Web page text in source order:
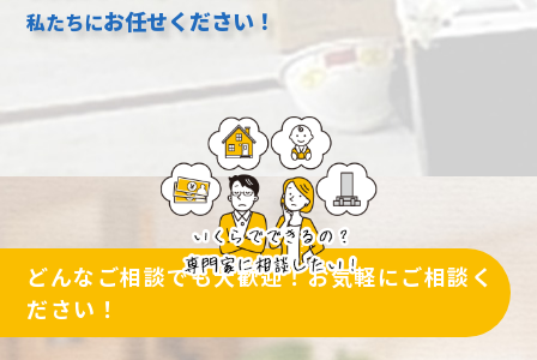
私たちにお任せください！
どんなご相談でも大歓迎！お気軽にご相談く
ださい！